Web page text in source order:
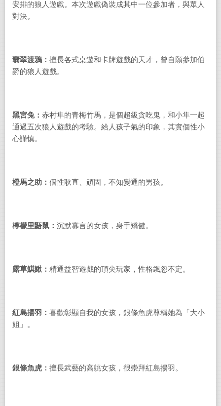
安排的狼人遊戲。本次遊戲偽裝成其中一位參加者，與眾人
對決。
翡翠渡鴉： 擅長各式桌遊和卡牌遊戲的天才，曾自願參加伯
爵的狼人遊戲。
黑宮兔： 赤村隼的青梅竹馬，是個超級貪吃鬼，和小隼一起
通過五次狼人遊戲的考驗。給人孩子氣的印象，其實個性小
心謹慎。
橙馬之助： 個性耿直、頑固，不知變通的男孩。
檸檬里鼯鼠： 沉默寡言的女孩，身手矯健。
露草鯕鰍： 精通益智遊戲的頂尖玩家，性格飄忽不定。
紅島揚羽： 喜歡彰顯自我的女孩，銀條魚虎尊稱她為「大小
姐」。
銀條魚虎： 擅長武藝的高䠷女孩，很崇拜紅島揚羽。